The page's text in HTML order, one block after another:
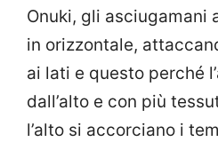
Onuki, gli asciugamani
in orizzontale,
ai lati e questo perché
dall’alto e con più
l’alto si accorciano i